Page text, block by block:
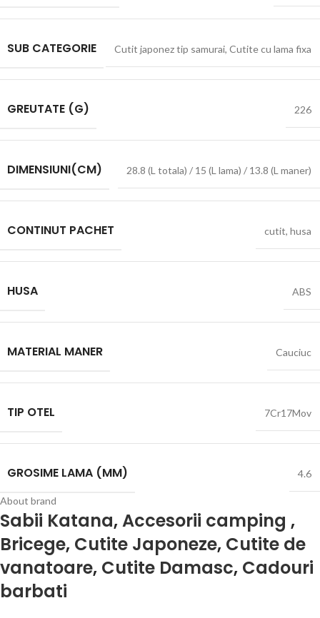
SUB CATEGORIE Cutit japonez tip samurai, Cutite cu lama fixa
GREUTATE (G) 226
DIMENSIUNI(CM) 28.8 (L totala) / 15 (L lama) / 13.8 (L maner)
CONTINUT PACHET cutit, husa
HUSA ABS
MATERIAL MANER Cauciuc
TIP OTEL 7Cr17Mov
GROSIME LAMA (MM) 4.6
About brand
Sabii Katana,Accesorii camping ,
Bricege, Cutite Japoneze, Cutite de
vanatoare, Cutite Damasc, Cadouri
barbati